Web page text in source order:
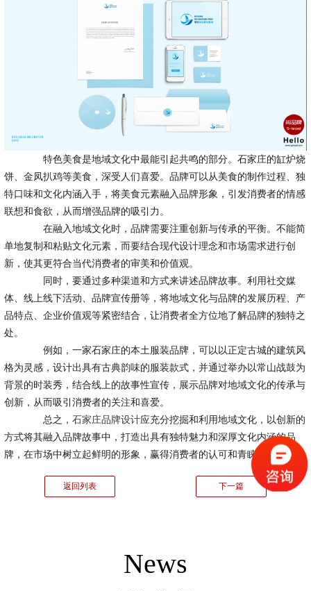
特色美食是地域文化中最能引起共鸣的部分。石家庄的缸炉烧
饼、金凤扒鸡等美食，深受人们喜爱。品牌可以从美食的制作过程、独
特口味和文化内涵入手，将美食元素融入品牌形象，引发消费者的情感
联想和食欲，从而增强品牌的吸引力。
在融入地域文化时，品牌需要注重创新与传承的平衡。不能简
单地复制和粘贴文化元素，而要结合现代设计理念和市场需求进行创
新，使其更符合当代消费者的审美和价值观。
同时，要通过多种渠道和方式来讲述品牌故事。利用社交媒
体、线上线下活动、品牌宣传册等，将地域文化与品牌的发展历程、产
品特点、企业价值观等紧密结合，让消费者全方位地了解品牌的独特之
处。
例如，一家石家庄的本土服装品牌，可以以正定古城的建筑风
格为灵感，设计出具有古典韵味的服装款式，并通过举办以常山战鼓为
背景的时装秀，结合线上的故事性宣传，展示品牌对地域文化的传承与
创新，从而吸引消费者的关注和喜爱。
总之， 石家庄品牌设计应充分挖掘和利用地域文化，以创新的
方式将其融入品牌故事中，打造出具有独特魅力和深厚文化内涵的品
牌，在市场中树立起鲜明的形象，赢得消费者的认可和青睐。
返回列表 下一篇
News